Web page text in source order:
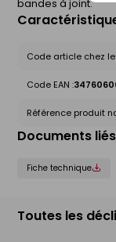
bandes à joint.
Code article chez
Code EAN :
Référence produit
Documents liés
Fiche technique
Toutes les